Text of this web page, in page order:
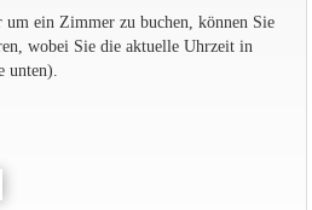
ein Zimmer zu buchen, können Sie
wobei Sie die aktuelle Uhrzeit in
unten).